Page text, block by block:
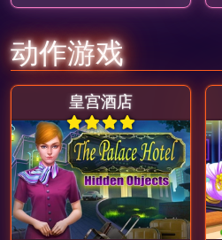
动作游戏
皇宫酒店